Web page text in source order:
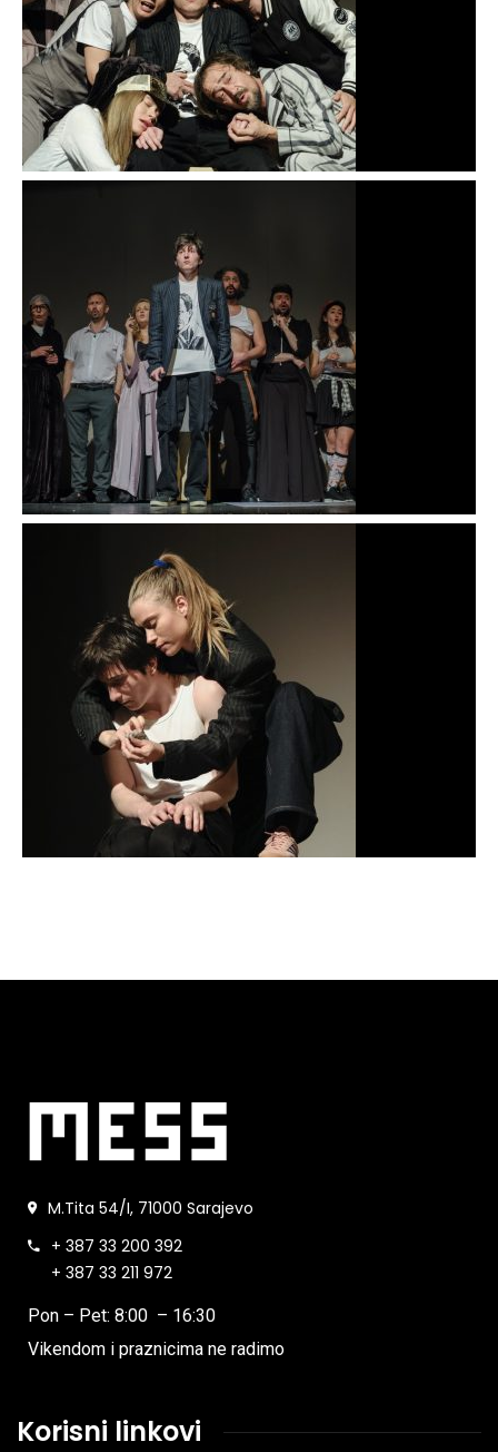
M.Tita 54/I, 71000 Sarajevo
+ 387 33 200 392
+ 387 33 211 972
Pon – Pet: 8:00 – 16:30
Vikendom i praznicima ne radimo
Korisni linkovi